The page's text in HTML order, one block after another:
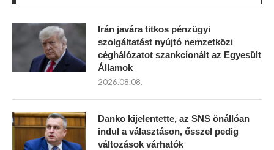
Irán javára titkos pénzügyi
szolgáltatást nyújtó nemzetközi
céghálózatot szankcionált az Egyesült
Államok
2026.08.08.
Danko kijelentette, az SNS önállóan
indul a választáson, ősszel pedig
változások várhatók